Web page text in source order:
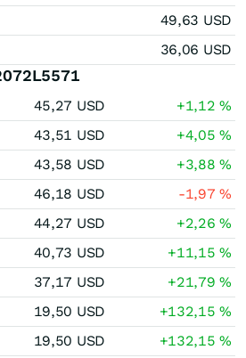
49,63 USD
36,06 USD
45,27 USD +1,12%
43,51 USD +4,05%
43,58 USD +3,88%
46,18 USD -1,97%
44,27 USD +2,26%
40,73 USD +11,15%
37,17 USD +21,79%
19,50 USD +132,15%
19,50 USD +132,15%